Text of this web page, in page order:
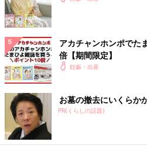
アカチャンホンポでた
倍【期間限定】
妊娠・出産
お墓の撤去にいくらか
PR(くらしの話題)